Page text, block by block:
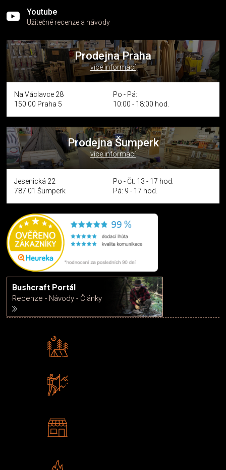
Youtube
Užitečné recenze a návody
Prodejna Praha
více informací
Na Václavce 28
150 00 Praha 5
Po - Pá:
10:00 - 18:00 hod.
Prodejna Šumperk
více informací
Jesenická 22
787 01 Šumperk
Po - Čt: 13 - 17 hod.
Pá: 9 - 17 hod.
Bushcraft Portál
Recenze - Návody - Články